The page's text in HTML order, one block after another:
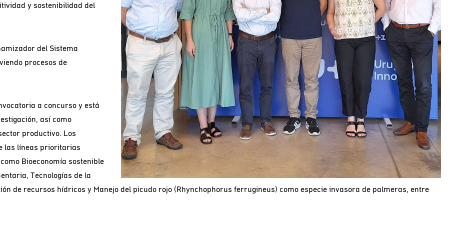
y sostenibilidad del
del Sistema
procesos de
a concurso y está
así como
productivo. Los
las líneas prioritarias
Bioeconomía sostenible
Tecnologías de la
de recursos hídricos y Manejo del picudo rojo (Rhynchophorus ferrugineus) como especie invasora de palmeras, entre